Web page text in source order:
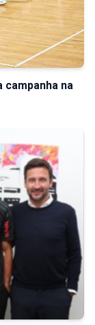
campanha na